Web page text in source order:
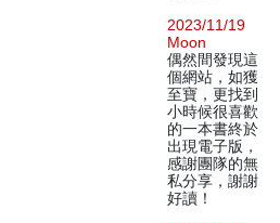
2023/11/19
Moon
偶然間發現這
個網站，如獲
至寶，更找到
小時候很喜歡
的一本書終於
出現電子版，
感謝團隊的無
私分享，謝謝
好讀！